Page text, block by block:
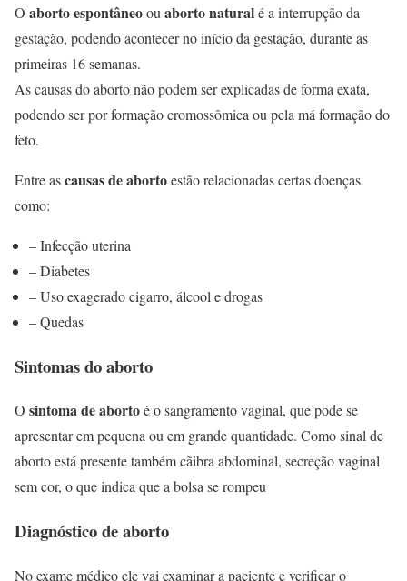
O aborto espontâneoou aborto naturalé a interrupção da
gestação, podendo acontecer no início da gestação, durante as
primeiras 16 semanas.
As causas do aborto não podem ser explicadas de forma exata,
podendo ser por formação cromossômica ou pela má formação do
feto.
Entre ascausas de abortoestão relacionadas certas doenças
como:
– Infecção uterina
– Diabetes
– Uso exagerado cigarro, álcool e drogas
– Quedas
Sintomas do aborto
O sintoma de abortoé o sangramento vaginal, que pode se
apresentar em pequena ou em grande quantidade. Como sinal de
aborto está presente também cãibra abdominal, secreção vaginal
sem cor, o que indica que a bolsa se rompeu
Diagnóstico de aborto
No exame médico ele vai examinar a paciente e verificar o